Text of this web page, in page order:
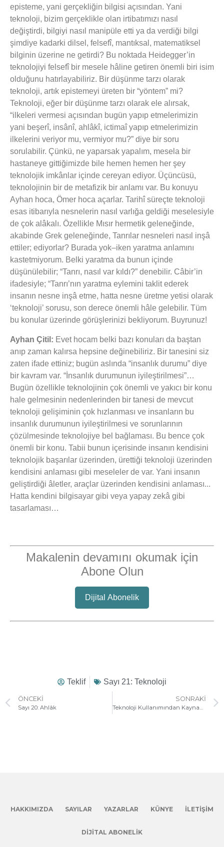
episteme, yani gerçekliğin bilgisi açısından. Yani
teknoloji, bizim gerçeklikle olan irtibatımızı nasıl
değiştirdi, bilgiyi nasıl manipüle etti ya da verdiği bilgi
şimdiye kadarki dilsel, felsefî, mantıksal, matematiksel
bilginin üzerine ne getirdi? Bu noktada Heidegger’in
teknolojiyi felsefî bir mesele hâline getiren önemli biri isim
olduğunu hatırlayabiliriz. Bir düşünme tarzı olarak
teknoloji, artık epistemeyi üreten bir “yöntem” mi?
Teknoloji, eğer bir düşünme tarzı olarak ele alırsak,
“ilkeleri vermesi açısından bugün yapıp etmelerimizin
yani beşerî, insânî, ahlâkî, ictimaî yapıp etmelerimizin
ilkelerini veriyor mu, vermiyor mu?” diye bir soru
sorulabilir. Çünkü, ne yaparsak yapalım, mesela bir
hastaneye gittiğimizde bile hemen hemen her şey
teknolojik imkânlar içinde cereyan ediyor. Üçüncüsü,
teknolojinin bir de metafizik bir anlamı var. Bu konuyu
Ayhan hoca, Ömer hoca açarlar. Tarihî süreçte teknoloji
esas itibarıyla nesnelerin nasıl varlığa geldiği meselesiyle
de çok alâkalı. Özellikle Mısır hermetik geleneğinde,
akabinde Grek geleneğinde, Tanrılar nesneleri nasıl inşâ
ettiler; ediyorlar? Burada yok–iken yaratma anlamını
kastetmiyorum. Belki yaratma da bunun içinde
düşünülebilir; “Tanrı, nasıl var kıldı?” denebilir. Câbir’in
ifadesiyle; “Tanrı’nın yaratma eylemini taklit ederek
insanın nesne inşâ etme, hatta nesne üretme yetisi olarak
‘teknoloji’ sorusu, son derece önemli hâle gelebilir. Tüm
bu konular üzerinde görüşlerinizi bekliyorum. Buyrunuz!
Ayhan Çitil: Evet hocam belki bazı konuları da baştan
anıp zaman kalırsa hepsine değinebiliriz. Bir tanesini siz
zaten ifade ettiniz; bugün aslında “insanlık durumu” diye
bir kavram var. “İnsanlık durumunun iyileştirilmesi”…
Bugün özellikle teknolojinin çok önemli ve yakıcı bir konu
hale gelmesinin nedenlerinden bir tanesi de mevcut
teknoloji gelişiminin çok hızlanması ve insanların bu
insanlık durumunun iyileştirilmesi ve sorunlarının
çözülmesinde teknolojiye bel bağlaması. Bu bence çok
önemli bir konu. Tabii bunun içerisinde insanın kendisini
teknolojik başarılar üzerinden, ürettiği teknoloji üzerinden
kendisini anlaması gibi meseleler de var. Yani insanın
geliştirdiği âletler, araçlar üzerinden kendisini anlaması...
Hatta kendini bilgisayar gibi veya yapay zekâ gibi
tasarlaması…
Makalenin devamını okumak için
Abone Olun
Dijital Abonelik
Teklif Sayı 21: Teknoloji
ÖNCEKI
Sayı 20: Ahlâk
SONRAKI
Teknoloji Kullanımından Kaynaklanan Zulümlere Dur Diyebilmenin Hakiki Bir Zemini Var mı?
HAKKIMIZDA SAYILAR YAZARLAR KÜNYE İLETIŞIM
DIJITAL ABONELIK